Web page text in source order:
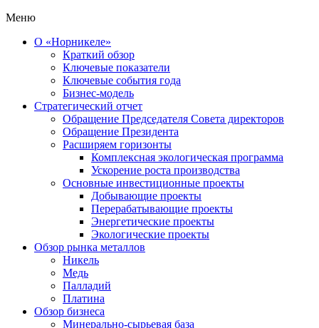
Меню
О «Норникеле»
Краткий обзор
Ключевые показатели
Ключевые события года
Бизнес-модель
Стратегический отчет
Обращение Председателя Совета директоров
Обращение Президента
Расширяем горизонты
Комплексная экологическая программа
Ускорение роста производства
Основные инвестиционные проекты
Добывающие проекты
Перерабатывающие проекты
Энергетические проекты
Экологические проекты
Обзор рынка металлов
Никель
Медь
Палладий
Платина
Обзор бизнеса
Минерально-сырьевая база